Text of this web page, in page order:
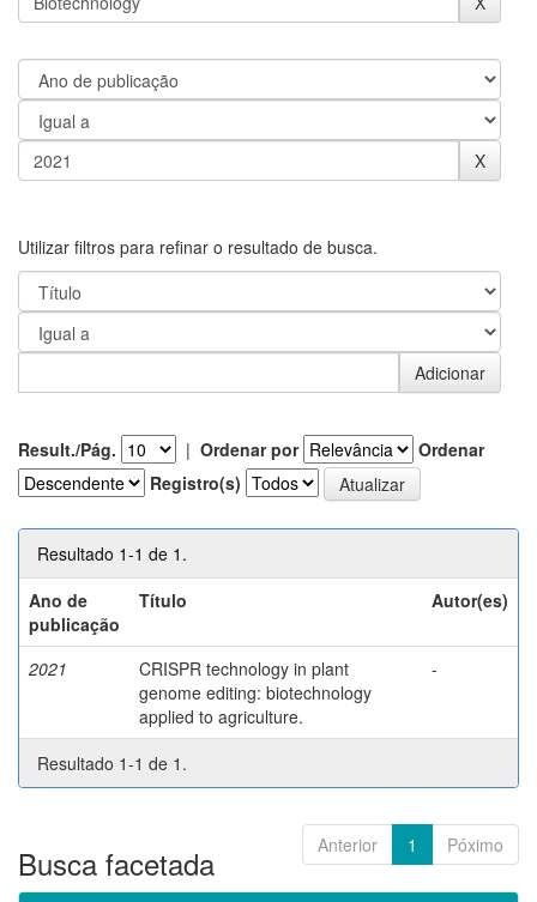
Utilizar filtros para refinar o resultado de busca.
Result./Pág. | Ordenar por
Ordenar
Registro(s)
Resultado 1-1 de 1.
Ano de
publicação
Título Autor(es)
2021
CRISPR technology in plant
genome editing: biotechnology
applied to agriculture.
-
Resultado 1-1 de 1.
Anterior 1 Póximo
Busca facetada